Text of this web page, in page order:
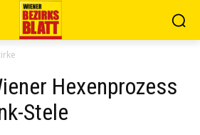
Hexenprozess
Stele